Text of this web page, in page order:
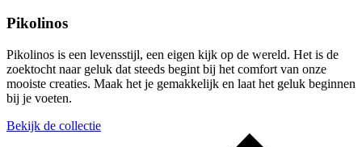
Pikolinos
Pikolinos is een levensstijl, een eigen kijk op de wereld. Het is de
zoektocht naar geluk dat steeds begint bij het comfort van onze
mooiste creaties. Maak het je gemakkelijk en laat het geluk beginnen
bij je voeten.
Bekijk de collectie